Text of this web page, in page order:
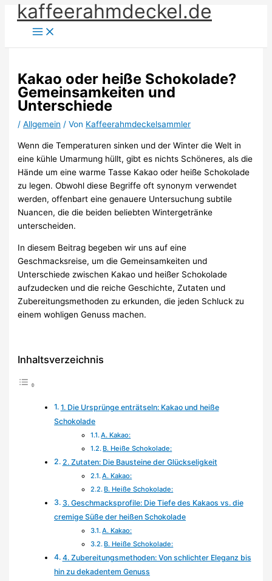
Zum
Inhalt
springen
kaffeerahmdeckel.de
Kakao oder heiße Schokolade?
Gemeinsamkeiten und
Unterschiede
/Allgemein / Von Kaffeerahmdeckelsammler
Wenn die Temperaturen sinken und der Winter die Welt in
eine kühle Umarmung hüllt, gibt es nichts Schöneres, als die
Hände um eine warme Tasse Kakao oder heiße Schokolade
zu legen. Obwohl diese Begriffe oft synonym verwendet
werden, offenbart eine genauere Untersuchung subtile
Nuancen, die die beiden beliebten Wintergetränke
unterscheiden.
In diesem Beitrag begeben wir uns auf eine
Geschmacksreise, um die Gemeinsamkeiten und
Unterschiede zwischen Kakao und heißer Schokolade
aufzudecken und die reiche Geschichte, Zutaten und
Zubereitungsmethoden zu erkunden, die jeden Schluck zu
einem wohligen Genuss machen.
Inhaltsverzeichnis
1. Die Ursprünge enträtseln: Kakao und heiße
Schokolade
A. Kakao:
B. Heiße Schokolade:
2. Zutaten: Die Bausteine der Glückseligkeit
A. Kakao:
B. Heiße Schokolade:
3. Geschmacksprofile: Die Tiefe des Kakaos vs. die
cremige Süße der heißen Schokolade
A. Kakao:
B. Heiße Schokolade:
4. Zubereitungsmethoden: Von schlichter Eleganz bis
hin zu dekadentem Genuss